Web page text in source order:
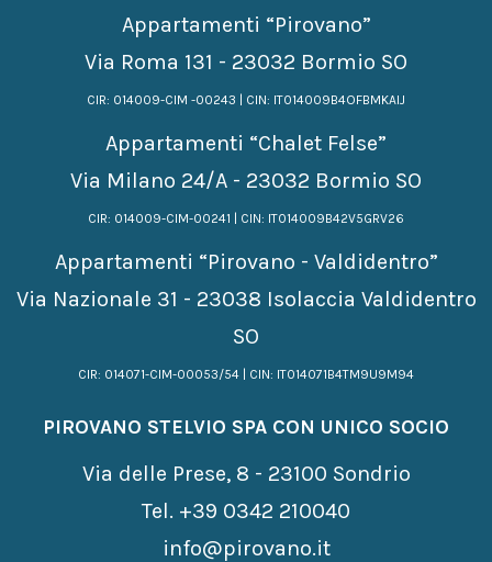
Appartamenti “Pirovano”
Via Roma 131 - 23032 Bormio SO
CIR: 014009-CIM -00243 | CIN: IT014009B4OFBMKAIJ
Appartamenti “Chalet Felse”
Via Milano 24/A - 23032 Bormio SO
CIR: 014009-CIM-00241 | CIN: IT014009B42V5GRV26
Appartamenti “Pirovano - Valdidentro”
Via Nazionale 31 - 23038 Isolaccia Valdidentro
SO
CIR: 014071-CIM-00053/54 | CIN: IT014071B4TM9U9M94
PIROVANO STELVIO SPA CON UNICO SOCIO
Via delle Prese, 8 - 23100 Sondrio
Tel. +39 0342 210040
info@pirovano.it